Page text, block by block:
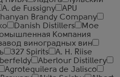
A. de Fussigny
APU
Brandy Company
Danish Distillers
Moe
Компания
виноградных вин
327 Spirits
A. H. Riise
Aberlour Distillery
Agrotequilera de Jalisco